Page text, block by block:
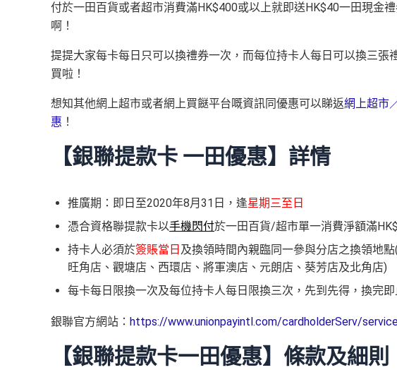
付於一田百貨或者超市消費滿HK$400或以上就即送HK$40一田現金
啊！
提提大家每卡每日只可以換禮券一次，而每位持卡人每日可以換三
買啦！
想知其他網上超市或者網上買餸平台嘅資訊同優惠可以睇返網上超市
惠 ！
【銀聯提款卡 一田優惠】詳情
推廣期：即日至2020年8月31日，逢星期三至日
憑合資格聯提款卡以手機閃付於一田百貨/超市單一消費淨額滿
持卡人必須於簽賬當日 及換領時間內親臨同一參與分店之換領地
旺角店、觀塘店、西環店、將軍澳店、元朗店、葵芳店及北角店)
每卡每日限換一次及每位持卡人每日限換三次，先到先得，換完即
銀聯官方網站： https://www.unionpayintl.com/cardholderServ/
【銀聯提款卡一田優惠】條款及細則